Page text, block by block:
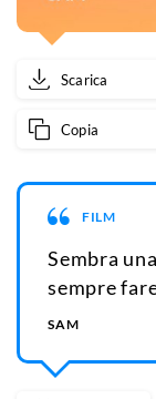
Scarica
Copia
FILM
Sembra
sempre
SAM